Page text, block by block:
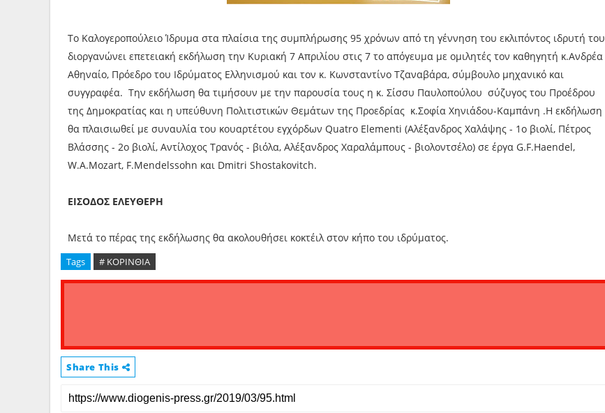
Το Καλογεροπούλειο Ίδρυμα στα πλαίσια της συμπλήρωσης 95 χρόνων από τη γέννηση του εκλιπόντος ιδρυτή του
διοργανώνει επετειακή εκδήλωση την Κυριακή 7 Απριλίου στις 7 το απόγευμα με ομιλητές τον καθηγητή κ.Ανδρέα
Αθηναίο, Πρόεδρο του Ιδρύματος Ελληνισμού και τον κ. Κωνσταντίνο Τζαναβάρα, σύμβουλο μηχανικό και
συγγραφέα. Την εκδήλωση θα τιμήσουν με την παρουσία τους η κ. Σίσσυ Παυλοπούλου σύζυγος του Προέδρου
της Δημοκρατίας και η υπεύθυνη Πολιτιστικών Θεμάτων της Προεδρίας κ.Σοφία Χηνιάδου-Καμπάνη .Η εκδήλωση
θα πλαισιωθεί με συναυλία του κουαρτέτου εγχόρδων Quatro Elementi (Αλέξανδρος Χαλάψης - 1ο βιολί, Πέτρος
Βλάσσης - 2ο βιολί, Αντίλοχος Τρανός - βιόλα, Αλέξανδρος Χαραλάμπους - βιολοντσέλο) σε έργα G.F.Haendel,
W.A.Mozart, F.Mendelssohn και Dmitri Shostakovitch.
ΕΙΣΟΔΟΣ ΕΛΕΥΘΕΡΗ
Μετά το πέρας της εκδήλωσης θα ακολουθήσει κοκτέιλ στον κήπο του ιδρύματος.
Tags # ΚΟΡΙΝΘΙΑ
Share This